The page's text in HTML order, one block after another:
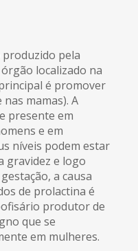
pela
localizado na
é promover
mamas). A
presente em
e em
níveis podem estar
gravidez e logo
a causa
de prolactina é
produtor de
que se
em mulheres.